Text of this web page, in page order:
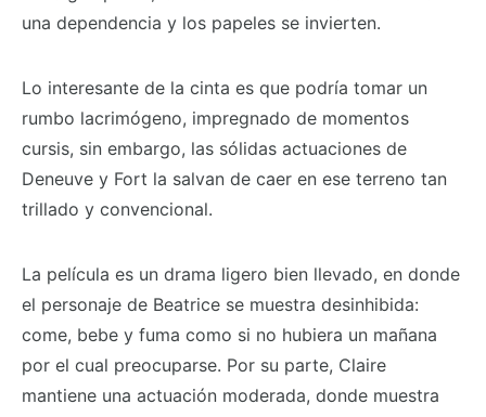
una dependencia y los papeles se invierten.
Lo interesante de la cinta es que podría tomar un
rumbo lacrimógeno, impregnado de momentos
cursis, sin embargo, las sólidas actuaciones de
Deneuve y Fort la salvan de caer en ese terreno tan
trillado y convencional.
La película es un drama ligero bien llevado, en donde
el personaje de Beatrice se muestra desinhibida:
come, bebe y fuma como si no hubiera un mañana
por el cual preocuparse. Por su parte, Claire
mantiene una actuación moderada, donde muestra